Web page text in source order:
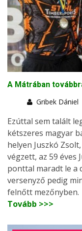
A Mátrában
Gribek Dániel
Ezúttal sem talált
kétszeres magyar
helyen Juszkó
végzett, az 59 éves
ponttal maradt le a
versenyző pedig
felnőtt mezőnyben.
Tovább >>>